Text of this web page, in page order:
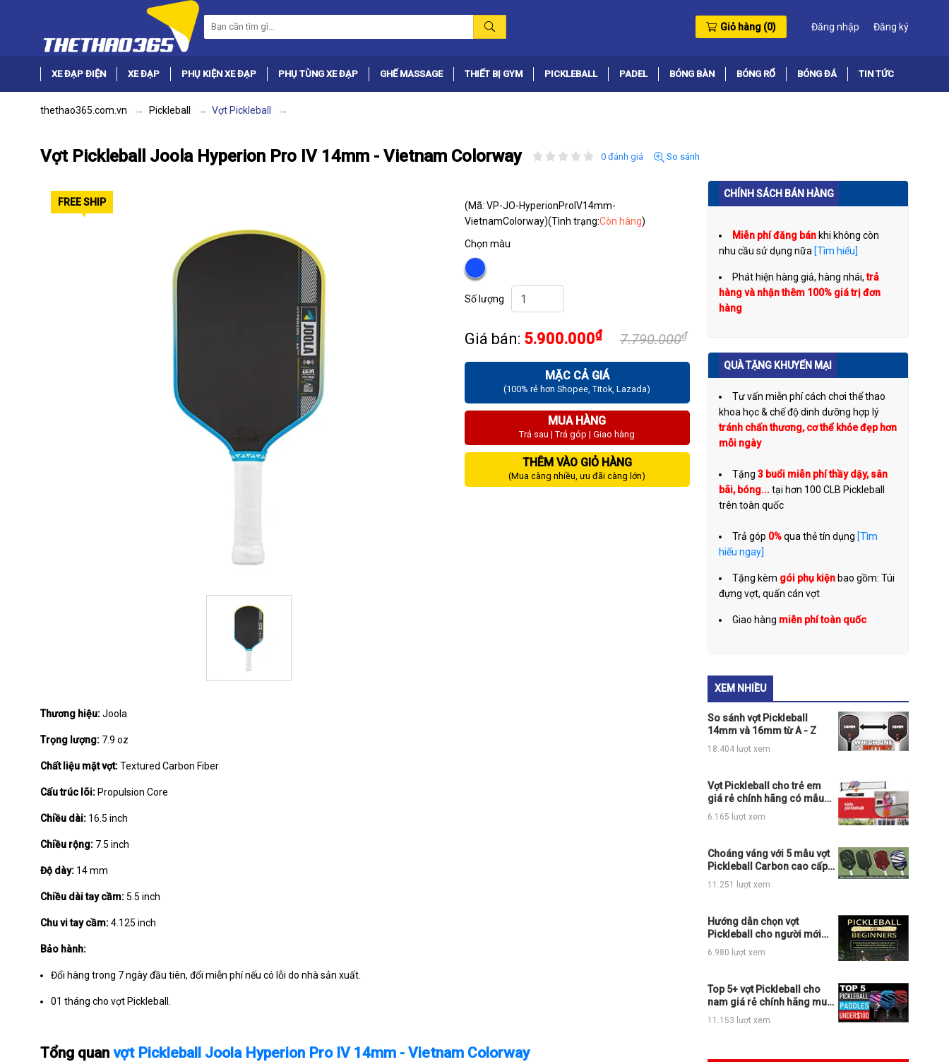
Giỏ hàng (0) Đăng nhập Đăng ký
XE ĐẠP ĐIỆN XE ĐẠP PHỤ KIỆN XE ĐẠP PHỤ TÙNG XE ĐẠP GHẾ MASSAGE THIẾT BỊ GYM PICKLEBALL PADEL BÓNG BÀN BÓNG RỔ BÓNG ĐÁ TIN TỨC
thethao365.com.vn Pickleball Vợt Pickleball
Vợt Pickleball Joola Hyperion Pro IV 14mm - Vietnam Colorway 0 đánh giá So sánh
FREE SHIP
(Mã: VP-JO-HyperionProIV14mm-
VietnamColorway)(Tình trạng:Còn hàng)
Chọn màu
Số lượng
Giá bán: 5.900.000₫ 7.790.000₫
MẶC CẢ GIÁ
(100% rẻ hơn Shopee, Titok, Lazada)
MUA HÀNG
Trả sau | Trả góp | Giao hàng
THÊM VÀO GIỎ HÀNG
(Mua càng nhiều, ưu đãi càng lớn)
Thương hiệu:Joola
Trọng lượng: 7.9 oz
Chất liệu mặt vợt:Textured Carbon Fiber
Cấu trúc lõi: Propulsion Core
Chiều dài: 16.5 inch
Chiều rộng: 7.5 inch
Độ dày: 14 mm
Chiều dài tay cầm:5.5 inch
Chu vi tay cầm:4.125 inch
Bảo hành:
Đổi hàng trong 7 ngày đầu tiên, đổi miễn phí nếu có lỗi do nhà sản xuất.
01 tháng cho vợt Pickleball.
Tổng quan vợt Pickleball Joola Hyperion Pro IV 14mm - Vietnam Colorway
CHÍNH SÁCH BÁN HÀNG
Miễn phí đăng bán khi không còn
nhu cầu sử dụng nữa [Tìm hiểu]
Phát hiện hàng giả, hàng nhái,trả
hàng và nhận thêm 100% giá trị đơn
hàng
QUÀ TẶNG KHUYẾN MẠI
Tư vấn miễn phí cách chơi thể thao
khoa học & chế độ dinh dưỡng hợp lý
tránh chấn thương, cơ thể khỏe đẹp hơn
mỗi ngày
Tặng 3 buổi miễn phí thầy dậy, sân
bãi, bóng... tại hơn 100 CLB Pickleball
trên toàn quốc
Trả góp 0%qua thẻ tín dụng [Tìm
hiểu ngay]
Tặng kèm gói phụ kiện bao gồm: Túi
đựng vợt, quấn cán vợt
Giao hàng miễn phí toàn quốc
XEM NHIỀU
So sánh vợt Pickleball
14mm và 16mm từ A - Z
18.404 lượt xem
Vợt Pickleball cho trẻ em
giá rẻ chính hãng có mẫu
nào đang hot
6.165 lượt xem
Choáng váng với 5 mẫu vợt
Pickleball Carbon cao cấp
chính hãng đỉnh của chóp
11.251 lượt xem
Hướng dẫn chọn vợt
Pickleball cho người mới
chơi chi tiết nhất
6.980 lượt xem
Top 5+ vợt Pickleball cho
nam giá rẻ chính hãng mua
ngay không phí
11.153 lượt xem